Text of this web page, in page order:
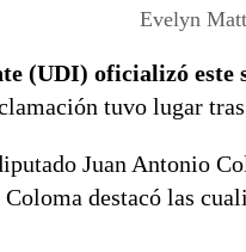
Evelyn
(UDI) oficializó
tuvo lugar
Juan Antonio
destacó las